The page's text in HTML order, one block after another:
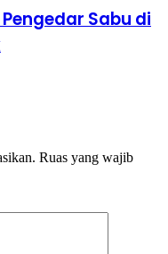
Sabu di
Ruas yang wajib